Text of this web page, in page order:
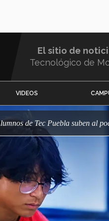
El sitio de
Tecnológico de
VIDEOS
Alumnos de Tec Puebla suben al